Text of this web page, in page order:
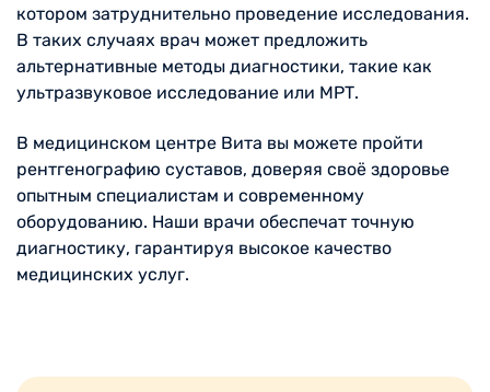
котором затруднительно проведение исследования.
В таких случаях врач может предложить
альтернативные методы диагностики, такие как
ультразвуковое исследование или МРТ.
В медицинском центре Вита вы можете пройти
рентгенографию суставов, доверяя своё здоровье
опытным специалистам и современному
оборудованию. Наши врачи обеспечат точную
диагностику, гарантируя высокое качество
медицинских услуг.